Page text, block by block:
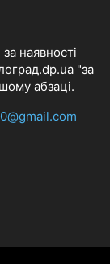
наявності
"за
абзаці.